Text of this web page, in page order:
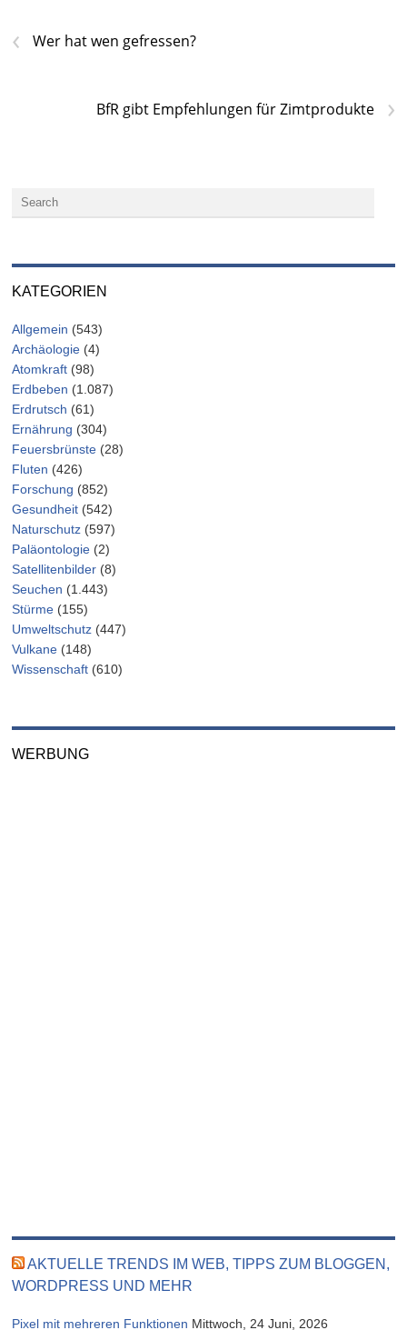
‹ Wer hat wen gefressen?
›
BfR gibt Empfehlungen für Zimtprodukte
KATEGORIEN
Allgemein (543)
Archäologie (4)
Atomkraft (98)
Erdbeben (1.087)
Erdrutsch (61)
Ernährung (304)
Feuersbrünste (28)
Fluten (426)
Forschung (852)
Gesundheit (542)
Naturschutz (597)
Paläontologie (2)
Satellitenbilder (8)
Seuchen (1.443)
Stürme (155)
Umweltschutz (447)
Vulkane (148)
Wissenschaft (610)
WERBUNG
AKTUELLE TRENDS IM WEB, TIPPS ZUM BLOGGEN,
WORDPRESS UND MEHR
Pixel mit mehreren Funktionen Mittwoch, 24 Juni, 2026